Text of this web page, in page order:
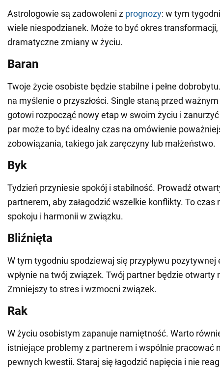
Astrologowie są zadowoleni z prognozy: w tym
wiele niespodzianek. Może to być okres
dramatyczne zmiany w życiu.
Baran
Twoje życie osobiste będzie stabilne i pełne
na myślenie o przyszłości. Single staną przed
gotowi rozpocząć nowy etap w swoim życiu i
par może to być idealny czas na omówienie
zobowiązania, takiego jak zaręczyny lub małżeństwo.
Byk
Tydzień przyniesie spokój i stabilność. Prowadź
partnerem, aby załagodzić wszelkie konflikty. To czas
spokoju i harmonii w związku.
Bliźnięta
W tym tygodniu spodziewaj się przypływu pozytywnej
wpłynie na twój związek. Twój partner będzie otwarty
Zmniejszy to stres i wzmocni związek.
Rak
W życiu osobistym zapanuje namiętność. Warto
istniejące problemy z partnerem i wspólnie pracować
pewnych kwestii. Staraj się łagodzić napięcia i nie